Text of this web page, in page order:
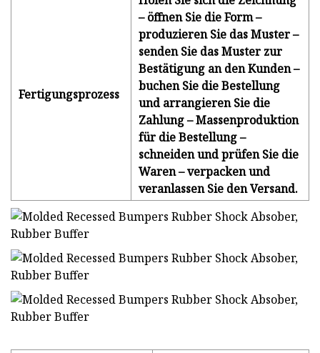
Fertigungsprozess
– öffnen Sie die Form –
produzieren Sie das Muster –
senden Sie das Muster zur
Bestätigung an den Kunden –
buchen Sie die Bestellung
und arrangieren Sie die
Zahlung – Massenproduktion
für die Bestellung –
schneiden und prüfen Sie die
Waren – verpacken und
veranlassen Sie den Versand.